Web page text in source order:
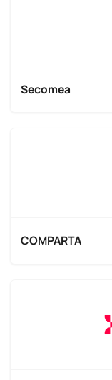
Secomea
COMPARTA